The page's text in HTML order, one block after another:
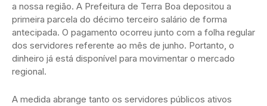
a nossa região. A Prefeitura de Terra Boa depositou a
primeira parcela do décimo terceiro salário de forma
antecipada. O pagamento ocorreu junto com a folha regular
dos servidores referente ao mês de junho. Portanto, o
dinheiro já está disponível para movimentar o mercado
regional.
A medida abrange tanto os servidores públicos ativos